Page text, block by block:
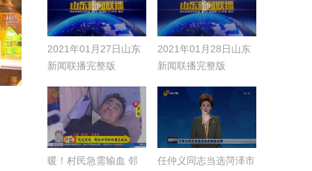
2021年01月27日山东
新闻联播完整版
2021年01月28日山东
新闻联播完整版
暖！村民急需输血 邻
任仲义同志当选菏泽市